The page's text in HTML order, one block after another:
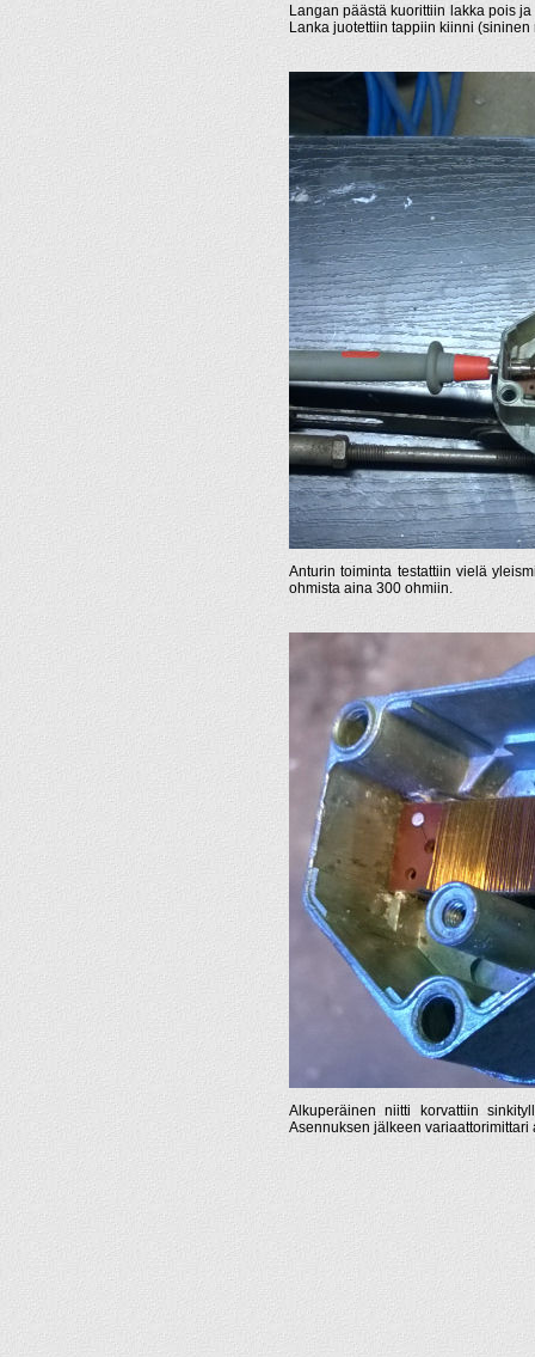
Langan päästä kuorittiin lakka pois
Lanka juotettiin tappiin kiinni (sininen
Anturin toiminta testattiin vielä
ohmista aina 300 ohmiin.
Alkuperäinen niitti korvattiin
Asennuksen jälkeen